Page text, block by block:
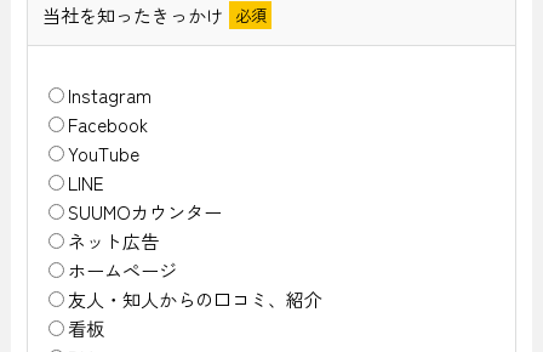
当社を知ったきっかけ
Instagram
Facebook
YouTube
LINE
SUUMOカウンター
ネット広告
ホームページ
友人・知人からの口コミ、紹介
看板